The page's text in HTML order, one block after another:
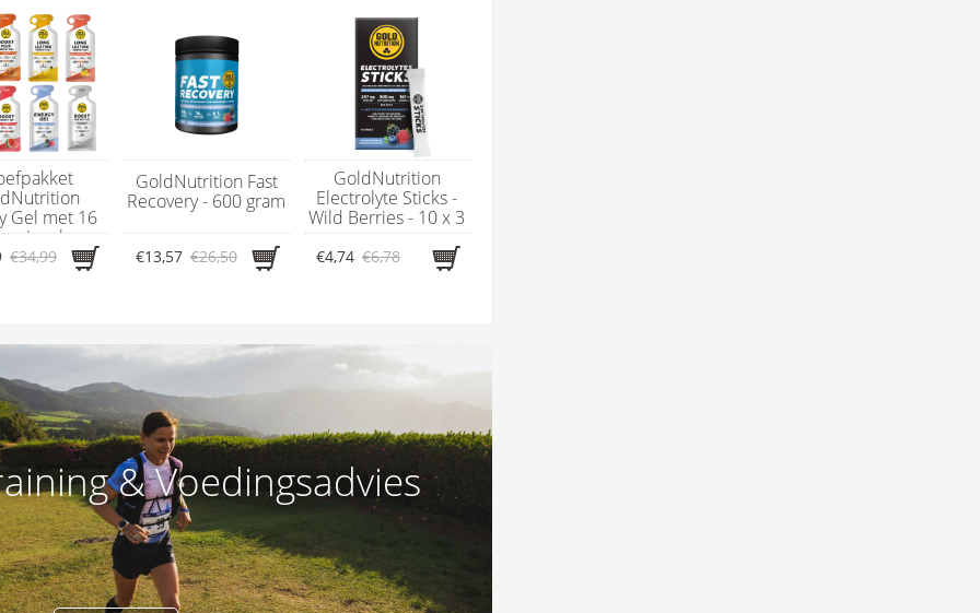
Gel met 16
€34,99
GoldNutrition Fast
Recovery - 600 gram
€13,57 €26,50
GoldNutrition
Electrolyte Sticks -
Wild Berries - 10 x 3
gram
€4,74 €6,78
& Voedingsadvies